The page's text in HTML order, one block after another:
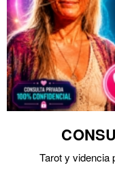
Tarot y videncia